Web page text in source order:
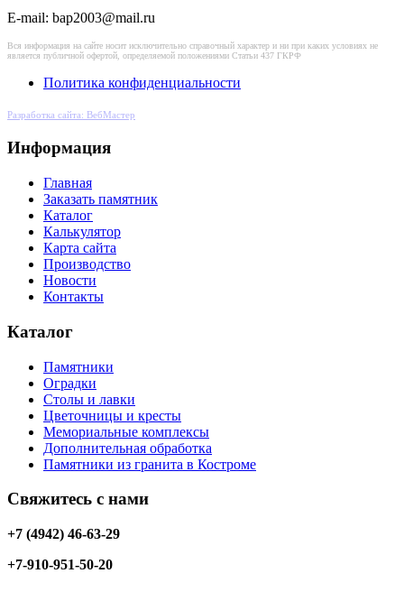
E-mail: bap2003@mail.ru
Вся информация на сайте носит исключительно справочный характер и ни при каких условиях не
является публичной офертой, определяемой положениями Статьи 437 ГКРФ
Политика конфиденциальности
Разработка сайта: ВебМастер
Информация
Главная
Заказать памятник
Каталог
Калькулятор
Карта сайта
Производство
Новости
Контакты
Каталог
Памятники
Оградки
Столы и лавки
Цветочницы и кресты
Мемориальные комплексы
Дополнительная обработка
Памятники из гранита в Костроме
Свяжитесь с нами
+7 (4942) 46-63-29
+7-910-951-50-20